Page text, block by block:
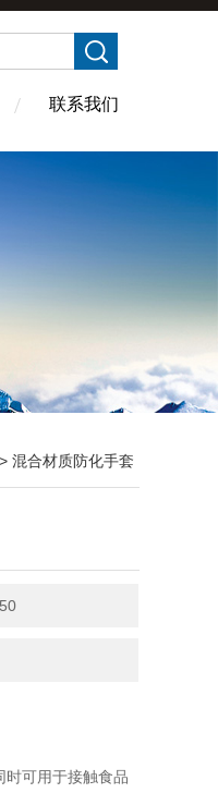
联系我们
> 混合材质防化手套
时可用于接触食品